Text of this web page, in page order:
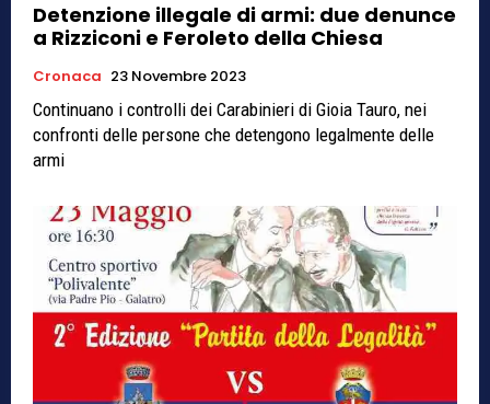
Detenzione illegale di armi: due denunce
a Rizziconi e Feroleto della Chiesa
Cronaca 23 Novembre 2023
Continuano i controlli dei Carabinieri di Gioia Tauro, nei
confronti delle persone che detengono legalmente delle
armi